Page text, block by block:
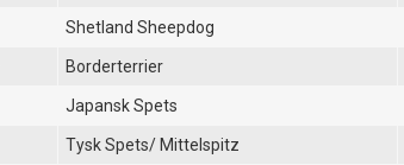
Shetland Sheepdog
Borderterrier
Japansk Spets
Tysk Spets/ Mittelspitz